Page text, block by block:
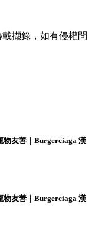
擷錄，如有侵權問
物友善｜Burgerciaga 漢
物友善｜Burgerciaga 漢